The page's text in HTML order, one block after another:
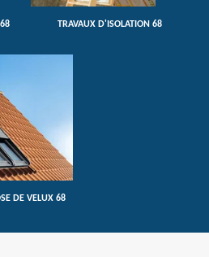
TRAVAUX D'ISOLATION 68
DE VELUX 68